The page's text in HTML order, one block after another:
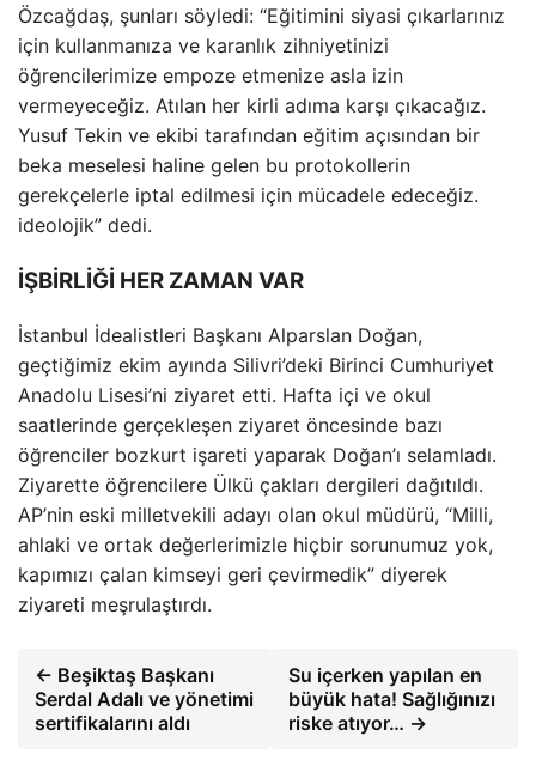
Özcağdaş, şunları söyledi: “Eğitimini siyasi çıkarlarınız
için kullanmanıza ve karanlık zihniyetinizi
öğrencilerimize empoze etmenize asla izin
vermeyeceğiz. Atılan her kirli adıma karşı çıkacağız.
Yusuf Tekin ve ekibi tarafından eğitim açısından bir
beka meselesi haline gelen bu protokollerin
gerekçelerle iptal edilmesi için mücadele edeceğiz.
ideolojik” dedi.
İŞBİRLİĞİ HER ZAMAN VAR
İstanbul İdealistleri Başkanı Alparslan Doğan,
geçtiğimiz ekim ayında Silivri’deki Birinci Cumhuriyet
Anadolu Lisesi’ni ziyaret etti. Hafta içi ve okul
saatlerinde gerçekleşen ziyaret öncesinde bazı
öğrenciler bozkurt işareti yaparak Doğan’ı selamladı.
Ziyarette öğrencilere Ülkü çakları dergileri dağıtıldı.
AP’nin eski milletvekili adayı olan okul müdürü, “Milli,
ahlaki ve ortak değerlerimizle hiçbir sorunumuz yok,
kapımızı çalan kimseyi geri çevirmedik” diyerek
ziyareti meşrulaştırdı.
← Beşiktaş Başkanı
Serdal Adalı ve yönetimi
sertifikalarını aldı
Su içerken yapılan en
büyük hata! Sağlığınızı
riske atıyor… →